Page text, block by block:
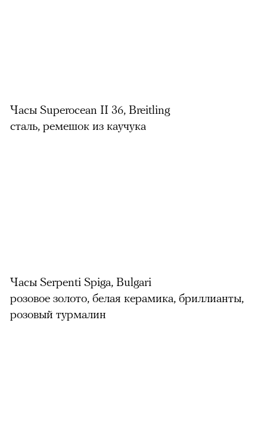
Часы Superocean II 36, Breitling
сталь, ремешок из каучука
Часы Serpenti Spiga, Bulgari
розовое золото, белая керамика, бриллианты,
розовый турмалин